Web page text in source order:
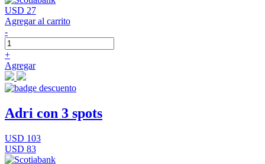
USD 27
Agregar al carrito
-
+
Agregar
Adri con 3 spots
USD 103
USD 83